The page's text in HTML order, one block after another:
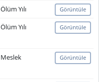
Ölüm Yılı Görüntüle
Ölüm Yılı Görüntüle
Meslek Görüntüle